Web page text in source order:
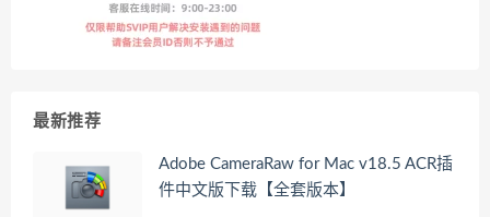
最新推荐
Adobe CameraRaw for Mac v18.5 ACR插
件中文版下载【全套版本】